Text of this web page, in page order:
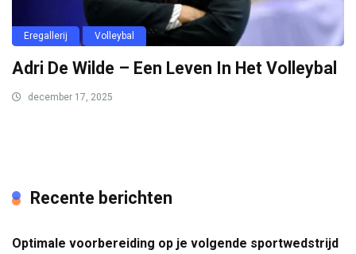
Eregallerij Volleybal
Adri De Wilde – Een Leven In Het Volleybal
december 17, 2025
Recente berichten
Optimale voorbereiding op je volgende sportwedstrijd